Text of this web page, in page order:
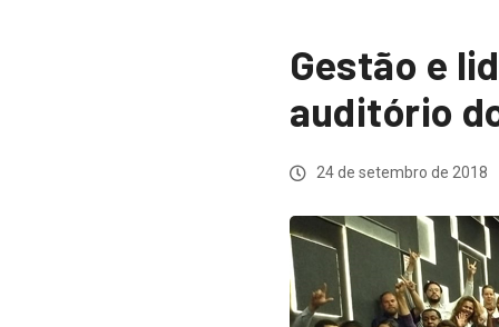
Gestão e
auditório
24 de setembro de 2018